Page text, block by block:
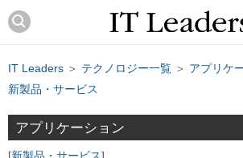
IT Leaders ＞ テクノロジー一覧 ＞ アプリケ
新製品・サービス
アプリケーション